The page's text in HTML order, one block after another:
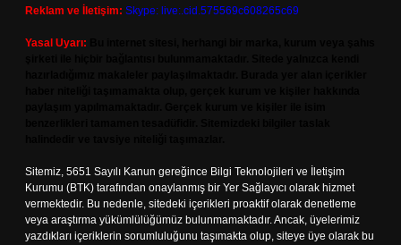
Reklam ve İletişim: Skype: live:.cid.575569c608265c69
Yasal Uyarı:
Sitemiz, 5651 Sayılı Kanun gereğince Bilgi Teknolojileri ve İletişim
Kurumu (BTK) tarafından onaylanmış bir Yer Sağlayıcı olarak hizmet
vermektedir. Bu nedenle, sitedeki içerikleri proaktif olarak denetleme
veya araştırma yükümlülüğümüz bulunmamaktadır. Ancak, üyelerimiz
yazdıkları içeriklerin sorumluluğunu taşımakta olup, siteye üye olarak bu